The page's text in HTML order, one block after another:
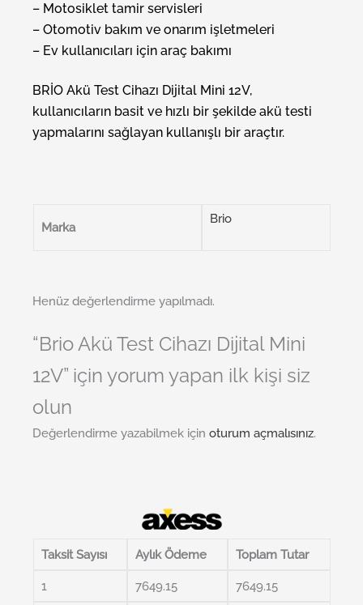
– Motosiklet tamir servisleri
– Otomotiv bakım ve onarım işletmeleri
– Ev kullanıcıları için araç bakımı
BRİO Akü Test Cihazı Dijital Mini 12V,
kullanıcıların basit ve hızlı bir şekilde akü testi
yapmalarını sağlayan kullanışlı bir araçtır.
Marka
Brio
Henüz değerlendirme yapılmadı.
“Brio Akü Test Cihazı Dijital Mini
12V” için yorum yapan ilk kişi siz
olun
Değerlendirme yazabilmek için oturum açmalısınız.
Taksit Sayısı Aylık Ödeme Toplam Tutar
1 7649.15 7649.15